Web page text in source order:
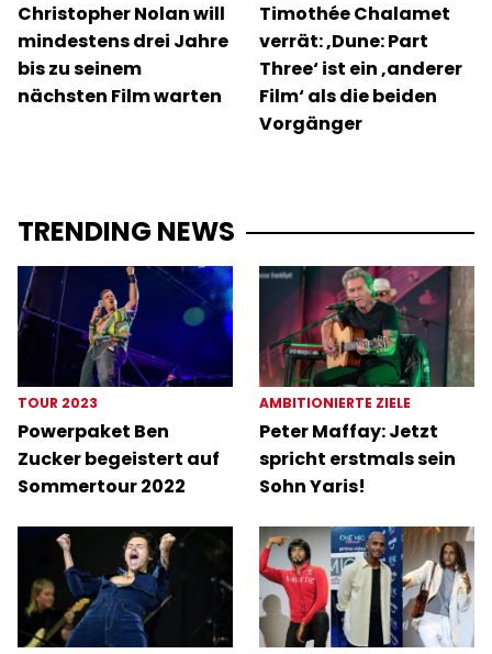
Christopher Nolan will
mindestens drei Jahre
bis zu seinem
nächsten Film warten
Timothée Chalamet
verrät: ‚Dune: Part
Three‘ ist ein ‚anderer
Film‘ als die beiden
Vorgänger
TRENDING NEWS
TOUR 2023
Powerpaket Ben
Zucker begeistert auf
Sommertour 2022
AMBITIONIERTE ZIELE
Peter Maffay: Jetzt
spricht erstmals sein
Sohn Yaris!